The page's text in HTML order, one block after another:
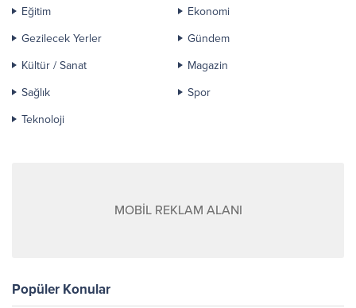
Eğitim
Ekonomi
Gezilecek Yerler
Gündem
Kültür / Sanat
Magazin
Sağlık
Spor
Teknoloji
MOBİL REKLAM ALANI
Popüler Konular